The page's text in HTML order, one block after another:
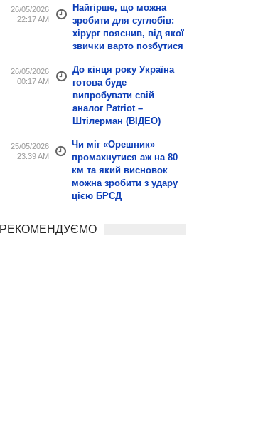
26/05/2026
22:17 AM
Найгірше, що можна
зробити для суглобів:
хірург пояснив, від якої
звички варто позбутися
26/05/2026
00:17 AM
До кінця року Україна
готова буде
випробувати свій
аналог Patriot –
Штілерман (ВІДЕО)
25/05/2026
23:39 AM
Чи міг «Орешник»
промахнутися аж на 80
км та який висновок
можна зробити з удару
цією БРСД
РЕКОМЕНДУЄМО